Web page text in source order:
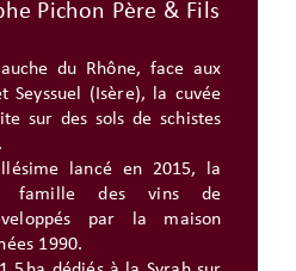
Pichon Père & Fils
du Rhône, face aux
Seyssuel (Isère), la cuvée
sur des sols de schistes
lancé en 2015, la
famille des vins de
par la maison
1990.